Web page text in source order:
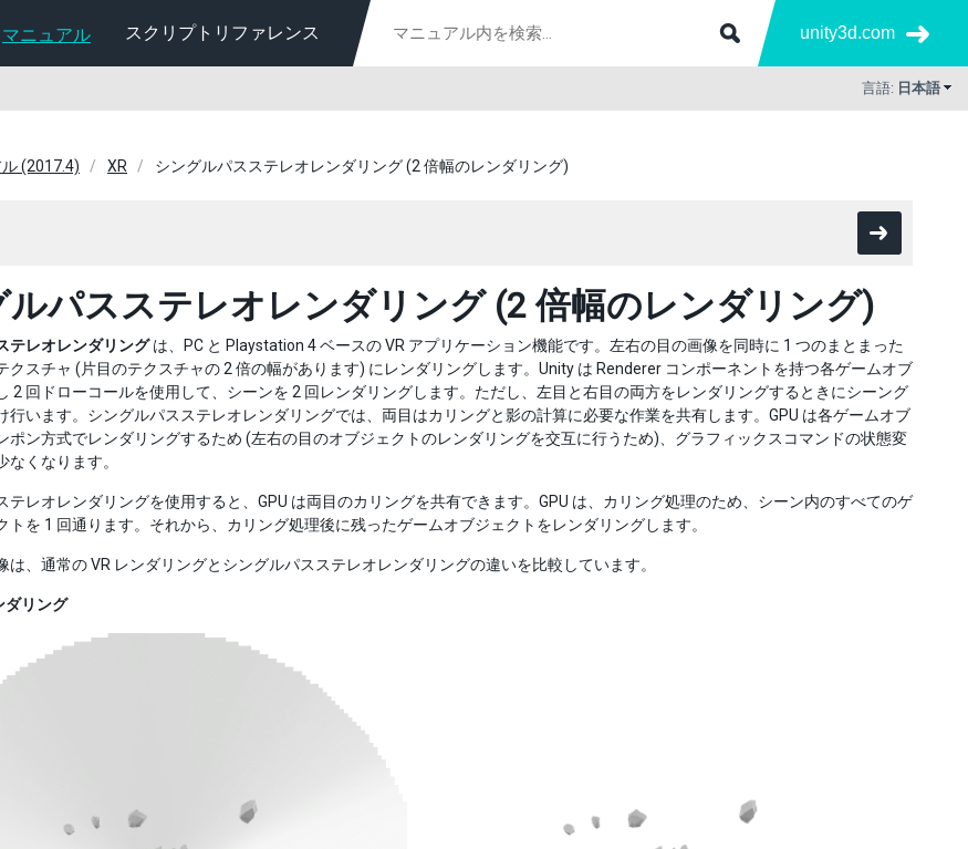
マニュアル スクリプトリファレンス unity3d.com
言語: 日本語
(2017.4) XR シングルパスステレオレンダリング (2 倍幅のレンダリング)
ルパスステレオレンダリング (2 倍幅のレンダリング)
テレオレンダリングは、PC と Playstation 4 ベースの VR アプリケーション機能です。左右の目の画像を同時に 1 つのまとまった
クスチャ (片目のテクスチャの 2 倍の幅があります) にレンダリングします。Unity は Renderer コンポーネントを持つ各ゲームオブ
2 回ドローコールを使用して、シーンを 2 回レンダリングします。ただし、左目と右目の両方をレンダリングするときにシーング
行います。シングルパスステレオレンダリングでは、両目はカリングと影の計算に必要な作業を共有します。GPU は各ゲームオブ
ポン方式でレンダリングするため (左右の目のオブジェクトのレンダリングを交互に行うため)、グラフィックスコマンドの状態変
なくなります。
テレオレンダリングを使用すると、GPU は両目のカリングを共有できます。GPU は、カリング処理のため、シーン内のすべてのゲ
トを 1 回通ります。それから、カリング処理後に残ったゲームオブジェクトをレンダリングします。
は、通常の VR レンダリングとシングルパスステレオレンダリングの違いを比較しています。
ダリング